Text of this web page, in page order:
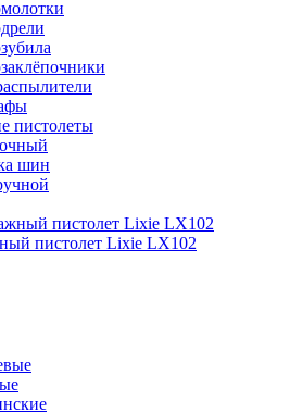
пистолеты
шин
пистолет Lixie LX102